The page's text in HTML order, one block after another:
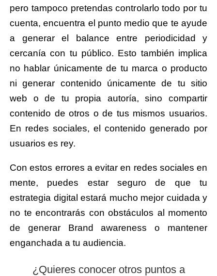
pero tampoco pretendas controlarlo todo por tu
cuenta, encuentra el punto medio que te ayude
a generar el balance entre periodicidad y
cercanía con tu público. Esto también implica
no hablar únicamente de tu marca o producto
ni generar contenido únicamente de tu sitio
web o de tu propia autoría, sino compartir
contenido de otros o de tus mismos usuarios.
En redes sociales, el contenido generado por
usuarios es rey.
Con estos errores a evitar en redes sociales en
mente, puedes estar seguro de que tu
estrategia digital estará mucho mejor cuidada y
no te encontrarás con obstáculos al momento
de generar Brand awareness o mantener
enganchada a tu audiencia.
¿Quieres conocer otros puntos a